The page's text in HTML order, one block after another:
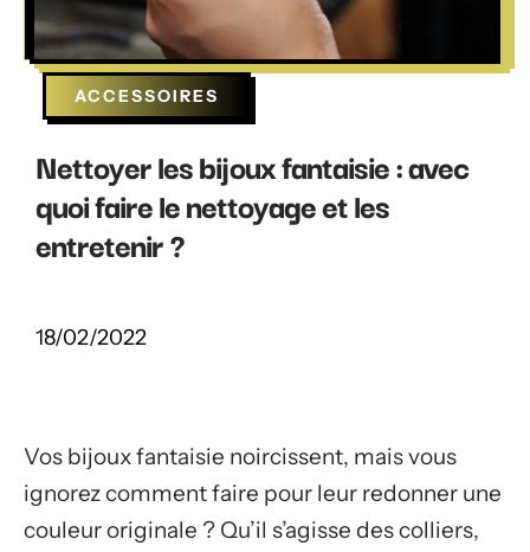
ACCESSOIRES
Nettoyer les bijoux fantaisie : avec
quoi faire le nettoyage et les
entretenir ?
18/02/2022
Vos bijoux fantaisie noircissent, mais vous
ignorez comment faire pour leur redonner une
couleur originale ? Qu’il s’agisse des colliers,